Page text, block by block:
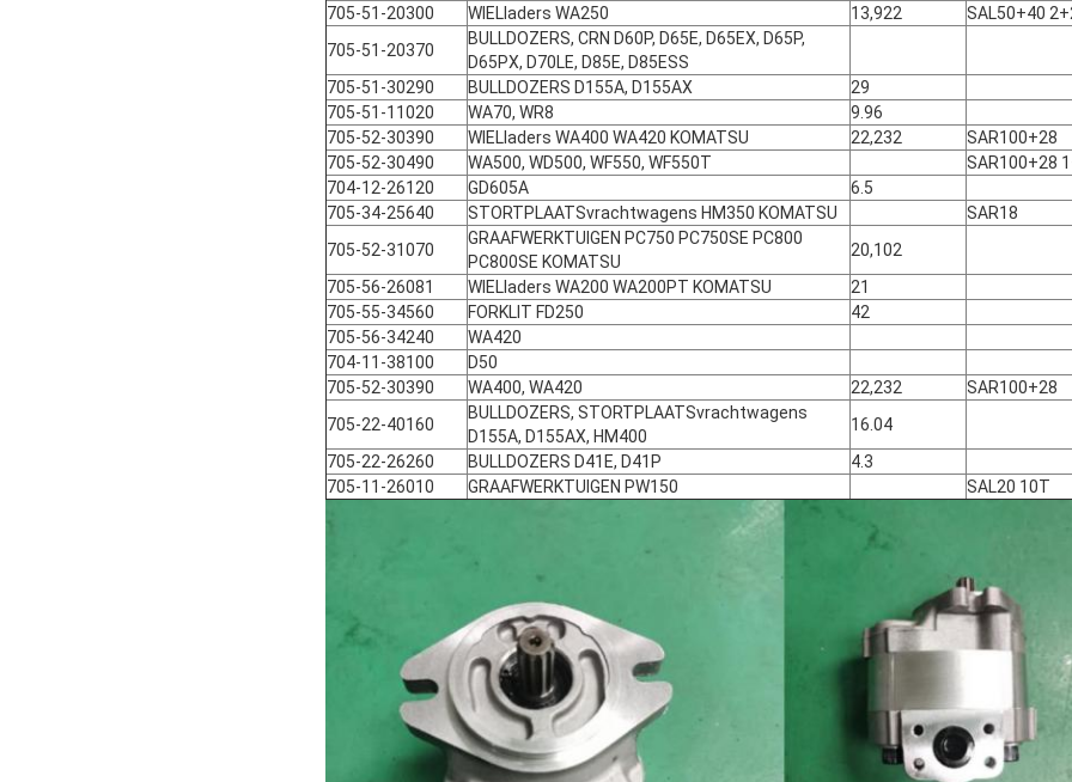
705-51-20300
WIELladers WA250 13,922
SAL50+40
705-51-20370
BULLDOZERS, CRN D60P, D65E, D65EX, D65P,
D65PX, D70LE, D85E, D85ESS
705-51-30290
BULLDOZERS D155A, D155AX
29
705-51-11020
WA70, WR8
9.96
705-52-30390
WIELladers WA400 WA420 KOMATSU 22,232
SAR100+28
705-52-30490
WA500, WD500, WF550, WF550T
SAR100+28
704-12-26120
GD605A
6.5
705-34-25640
STORTPLAATSvrachtwagens HM350 KOMATSU
SAR18
705-52-31070
GRAAFWERKTUIGEN PC750 PC750SE PC800
PC800SE KOMATSU
20,102
705-56-26081
WIELladers WA200 WA200PT KOMATSU
21
705-55-34560
FORKLIT FD250
42
705-56-34240
WA420
704-11-38100
D50
705-52-30390
WA400, WA420 22,232
SAR100+28
705-22-40160
BULLDOZERS, STORTPLAATSvrachtwagens
D155A, D155AX, HM400
16.04
705-22-26260
BULLDOZERS D41E, D41P
4.3
705-11-26010
GRAAFWERKTUIGEN PW150 SAL20 10T